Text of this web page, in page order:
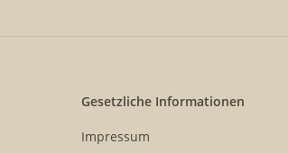
Gesetzliche Informationen
Impressum